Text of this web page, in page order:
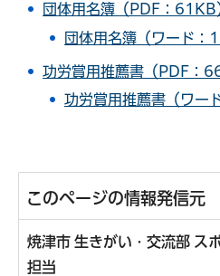
団体用名簿（PDF：61KB
団体用名簿（ワード：
功労賞用推薦書（PDF：
功労賞用推薦書（ワー
このページの情報発信元
焼津市 生きがい・交流部
担当